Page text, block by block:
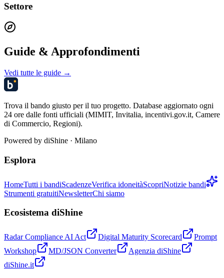
Settore
Guide & Approfondimenti
Vedi tutte le guide →
Trova il bando giusto per il tuo progetto. Database aggiornato ogni
24 ore dalle fonti ufficiali (MIMIT, Invitalia, incentivi.gov.it, Camere
di Commercio, Regioni).
Powered by diShine · Milano
Esplora
HomeTutti i bandiScadenzeVerifica idoneitàScopriNotizie bandi
Strumenti gratuitiNewsletterChi siamo
Ecosistema diShine
Radar Compliance AI Act Digital Maturity Scorecard
Prompt
Workshop
MD/JSON Converter
Agenzia diShine
diShine.it